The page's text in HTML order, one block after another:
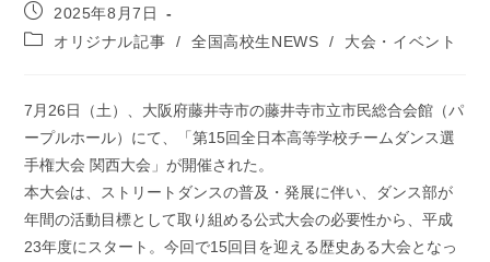
投
稿
公
2025年8月7日
投
テ
ゴ
リ
ー:
オリジナル記事 / 全国高校生NEWS / 大会・イベント
7月26日（土）、大阪府藤井寺市の藤井寺市立市民総合会館（パ
ープルホール）にて、「第15回全日本高等学校チームダンス選
手権大会 関西大会」が開催された。
本大会は、ストリートダンスの普及・発展に伴い、ダンス部が
年間の活動目標として取り組める公式大会の必要性から、平成
23年度にスタート。今回で15回目を迎える歴史ある大会となっ